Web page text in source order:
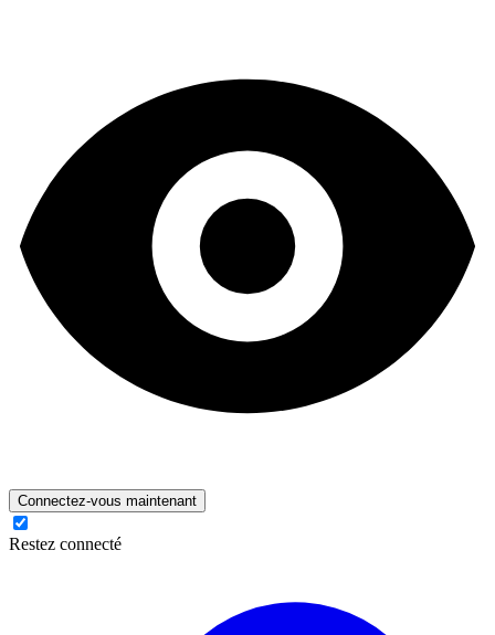
Connectez-vous maintenant
Restez connecté